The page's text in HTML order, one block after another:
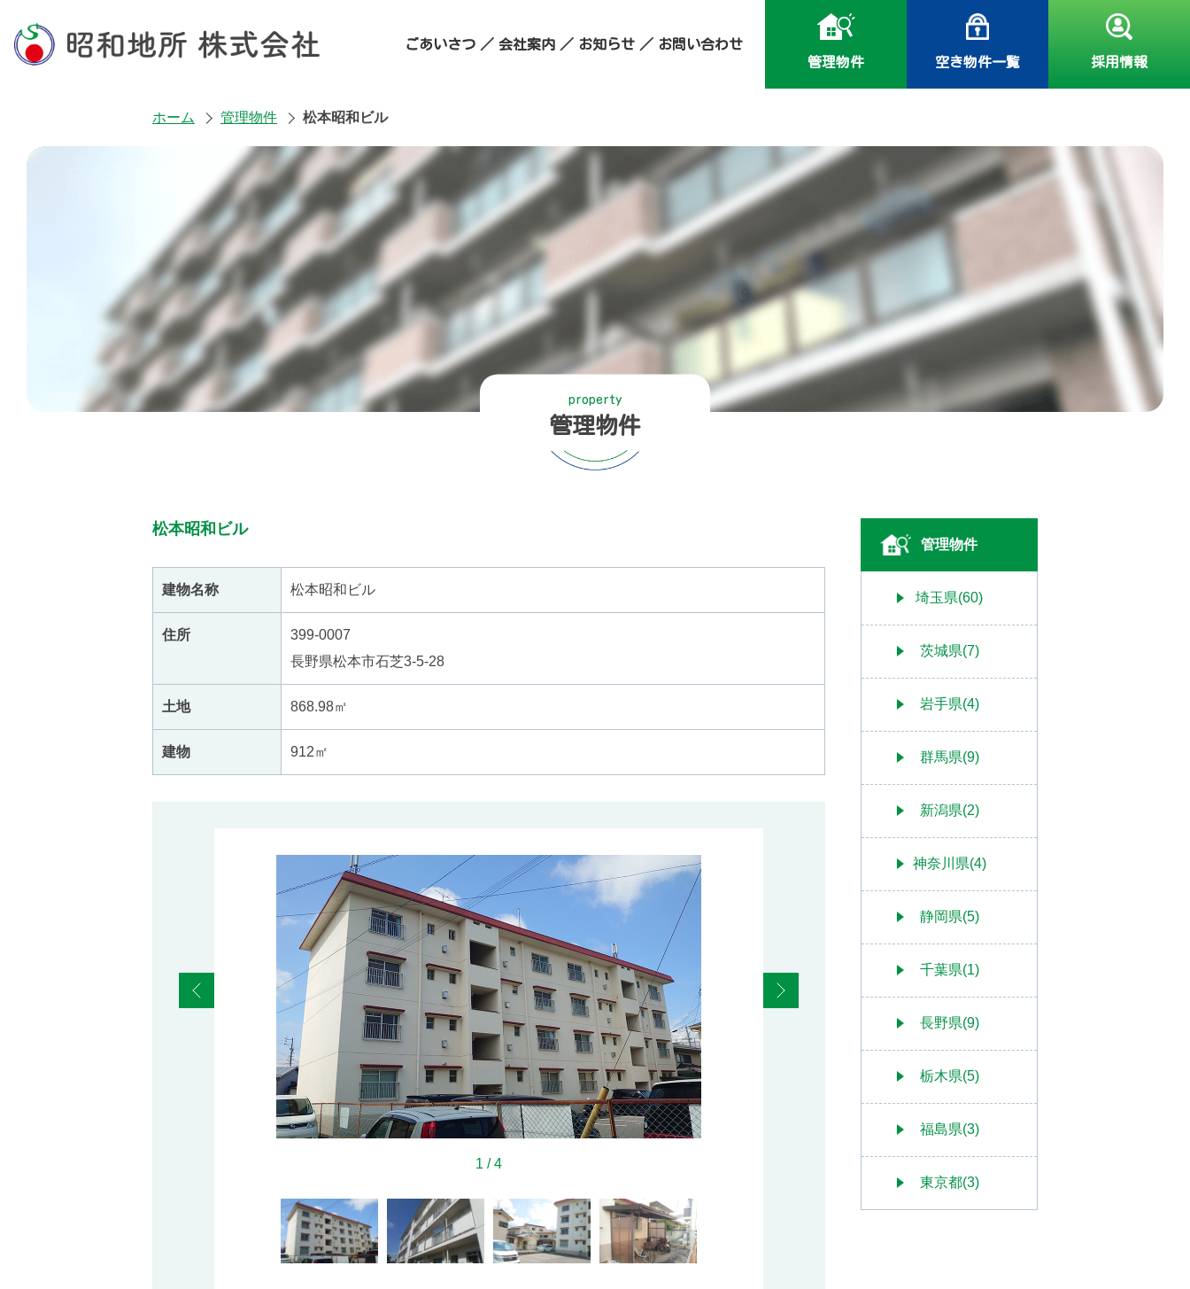
ごあいさつ 会社案内 お知らせ
お問い合わせ
管理物件
空き物件一覧 採用情報
ホーム 管理物件 松本昭和ビル
property
管理物件
松本昭和ビル
建物名称 松本昭和ビル
住所
399-0007
長野県松本市石芝3-5-28
土地 868.98㎡
建物 912㎡
1 /4
管理物件
埼玉県(60)
茨城県(7)
岩手県(4)
群馬県(9)
新潟県(2)
神奈川県(4)
静岡県(5)
千葉県(1)
長野県(9)
栃木県(5)
福島県(3)
東京都(3)